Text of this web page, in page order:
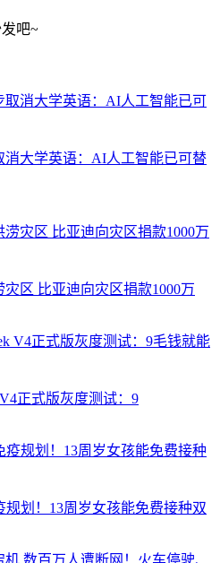
吧~
消大学英语：AI人工智能已可替
区 比亚迪向灾区捐款1000万
正式版灰度测试：9
划！13周岁女孩能免费接种双